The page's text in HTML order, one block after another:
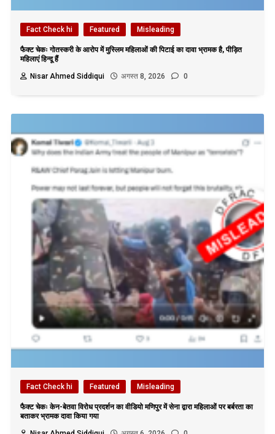
Fact Check hi Featured Misleading
फैक्ट चेकः गोतस्करी के आरोप में मुस्लिम महिलाओं की पिटाई का दावा भ्रामक है, पीड़ित
महिलाएं हिन्दू हैं
Nisar Ahmed Siddiqui
अगस्त 8, 2026 0
Fact Check hi Featured Misleading
फैक्ट चेकः केन-बेतवा विरोध प्रदर्शन का वीडियो मणिपुर में सेना द्वारा महिलाओं पर बर्बरता का
बताकर भ्रामक दावा किया गया